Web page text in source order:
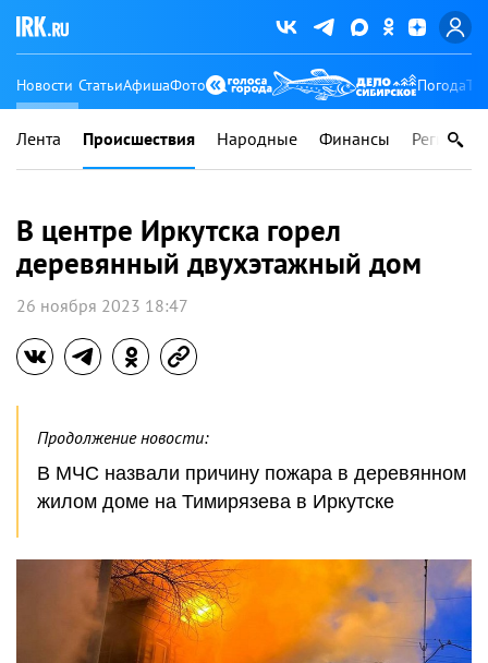
Новости СтатьиАфишаФото Погода
Лента Происшествия Народные Финансы Регионы
В центре Иркутска горел
деревянный двухэтажный дом
26 ноября 2023 18:47
Продолжение новости:
В МЧС назвали причину пожара в деревянном
жилом доме на Тимирязева в Иркутске